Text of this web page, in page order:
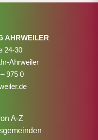
AHRWEILER
24-30
Ahrweiler
975 0
A-Z